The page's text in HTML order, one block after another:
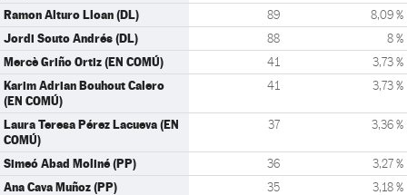
Ramon Alturo Lloan (DL) 89 8,09 %
Jordi Souto Andrés (DL) 88 8 %
Mercè Griño Ortiz (EN COMÚ) 41 3,73 %
Karim Adrian Bouhout Calero
(EN COMÚ)
41 3,73 %
Laura Teresa Pérez Lacueva (EN
COMÚ)
37 3,36 %
Simeó Abad Moliné (PP) 36 3,27 %
Ana Cava Muñoz (PP) 35 3,18 %